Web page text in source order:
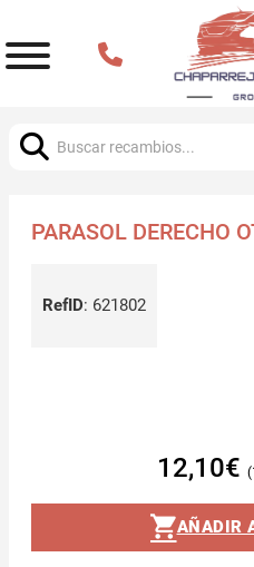
PARASOL DERECHO
RefID: 621802
12,10€
AÑADIR